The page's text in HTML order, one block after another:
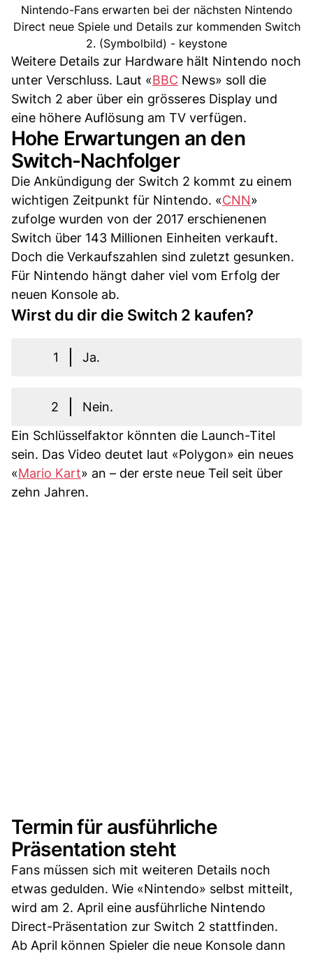
Nintendo-Fans erwarten bei der nächsten Nintendo
Direct neue Spiele und Details zur kommenden Switch
2. (Symbolbild) - keystone
Weitere Details zur Hardware hält Nintendo noch
unter Verschluss. Laut «BBC News» soll die
Switch 2 aber über ein grösseres Display und
eine höhere Auflösung am TV verfügen.
Hohe Erwartungen an den
Switch-Nachfolger
Die Ankündigung der Switch 2 kommt zu einem
wichtigen Zeitpunkt für Nintendo. «CNN»
zufolge wurden von der 2017 erschienenen
Switch über 143 Millionen Einheiten verkauft.
Doch die Verkaufszahlen sind zuletzt gesunken.
Für Nintendo hängt daher viel vom Erfolg der
neuen Konsole ab.
Wirst du dir die Switch 2 kaufen?
1 Ja.
2
Nein.
Ein Schlüsselfaktor könnten die Launch-Titel
sein. Das Video deutet laut «Polygon» ein neues
«Mario Kart» an – der erste neue Teil seit über
zehn Jahren.
Termin für ausführliche
Präsentation steht
Fans müssen sich mit weiteren Details noch
etwas gedulden. Wie «Nintendo» selbst mitteilt,
wird am 2. April eine ausführliche Nintendo
Direct-Präsentation zur Switch 2 stattfinden.
Ab April können Spieler die neue Konsole dann